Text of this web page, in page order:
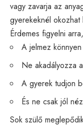
vagy zavarja az
gyerekeknél okozhat
Érdemes figyelni
A jelmez
Ne akadályozza
A gyerek tudjon
És ne csak jól
Sok szülő